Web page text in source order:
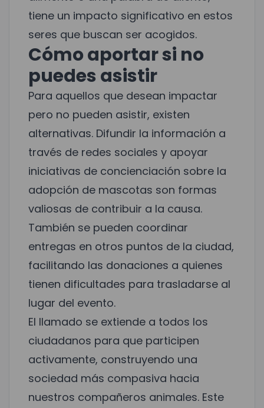
tiene un impacto significativo en estos
seres que buscan ser acogidos.
Cómo aportar si no
puedes asistir
Para aquellos que desean impactar
pero no pueden asistir, existen
alternativas. Difundir la información a
través de redes sociales y apoyar
iniciativas de concienciación sobre la
adopción de mascotas son formas
valiosas de contribuir a la causa.
También se pueden coordinar
entregas en otros puntos de la ciudad,
facilitando las donaciones a quienes
tienen dificultades para trasladarse al
lugar del evento.
El llamado se extiende a todos los
ciudadanos para que participen
activamente, construyendo una
sociedad más compasiva hacia
nuestros compañeros animales. Este